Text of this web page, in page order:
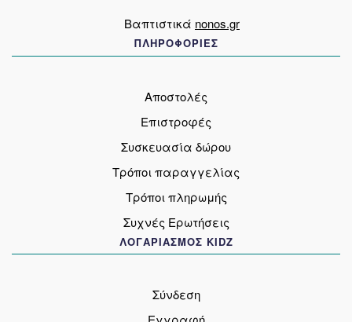
Βαπτιστικά nonos.gr
ΠΛΗΡΟΦΟΡΙΕΣ
Αποστολές
Επιστροφές
Συσκευασία δώρου
Τρόποι παραγγελίας
Τρόποι πληρωμής
Συχνές Ερωτήσεις
ΛΟΓΑΡΙΑΣΜΟΣ KIDZ
Σύνδεση